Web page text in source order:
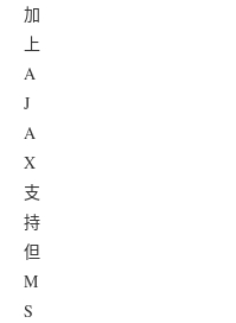
加
上
A
J
A
X
支
持
但
M
S